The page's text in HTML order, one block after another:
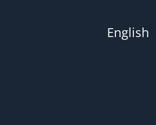
English